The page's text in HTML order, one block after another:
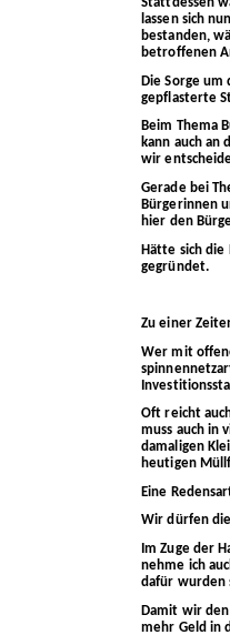
lassen sich
bestanden,
betroffenen
Die Sorge
gepflasterte
Beim Thema
kann auch
wir
Gerade bei
Bürgerinnen
hier den
Hätte sich
gegründet.
Zu einer
Wer mit
Oft reicht
muss auch in
damaligen
heutigen
Eine
Wir dürfen
Im Zuge der
nehme ich
dafür wurden
Damit wir
mehr Geld in